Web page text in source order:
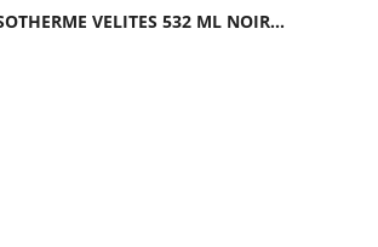
VELITES 532 ML NOIR...